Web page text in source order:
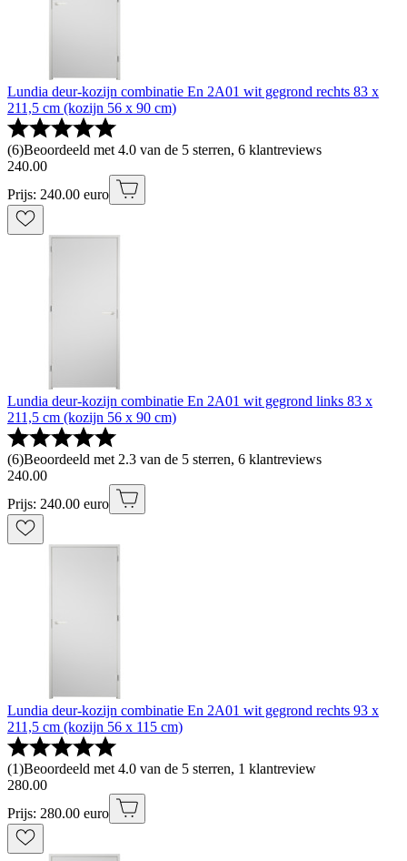
Lundia deur-kozijn combinatie En 2A01 wit gegrond rechts 83 x
211,5 cm (kozijn 56 x 90 cm)
(6)Beoordeeld met 4.0 van de 5 sterren, 6 klantreviews
240.00
Prijs: 240.00 euro
Lundia deur-kozijn combinatie En 2A01 wit gegrond links 83 x
211,5 cm (kozijn 56 x 90 cm)
(6)Beoordeeld met 2.3 van de 5 sterren, 6 klantreviews
240.00
Prijs: 240.00 euro
Lundia deur-kozijn combinatie En 2A01 wit gegrond rechts 93 x
211,5 cm (kozijn 56 x 115 cm)
(1)Beoordeeld met 4.0 van de 5 sterren, 1 klantreview
280.00
Prijs: 280.00 euro